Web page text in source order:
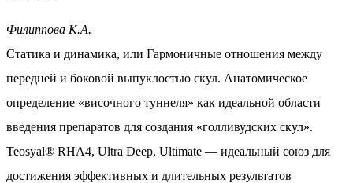
Филиппова К.А.
Статика и динамика, или Гармоничные отношения между
передней и боковой выпуклостью скул. Анатомическое
определение «височного туннеля» как идеальной области
введения препаратов для создания «голливудских скул».
Teosyal® RHA4, Ultra Deep, Ultimate — идеальный союз для
достижения эффективных и длительных результатов